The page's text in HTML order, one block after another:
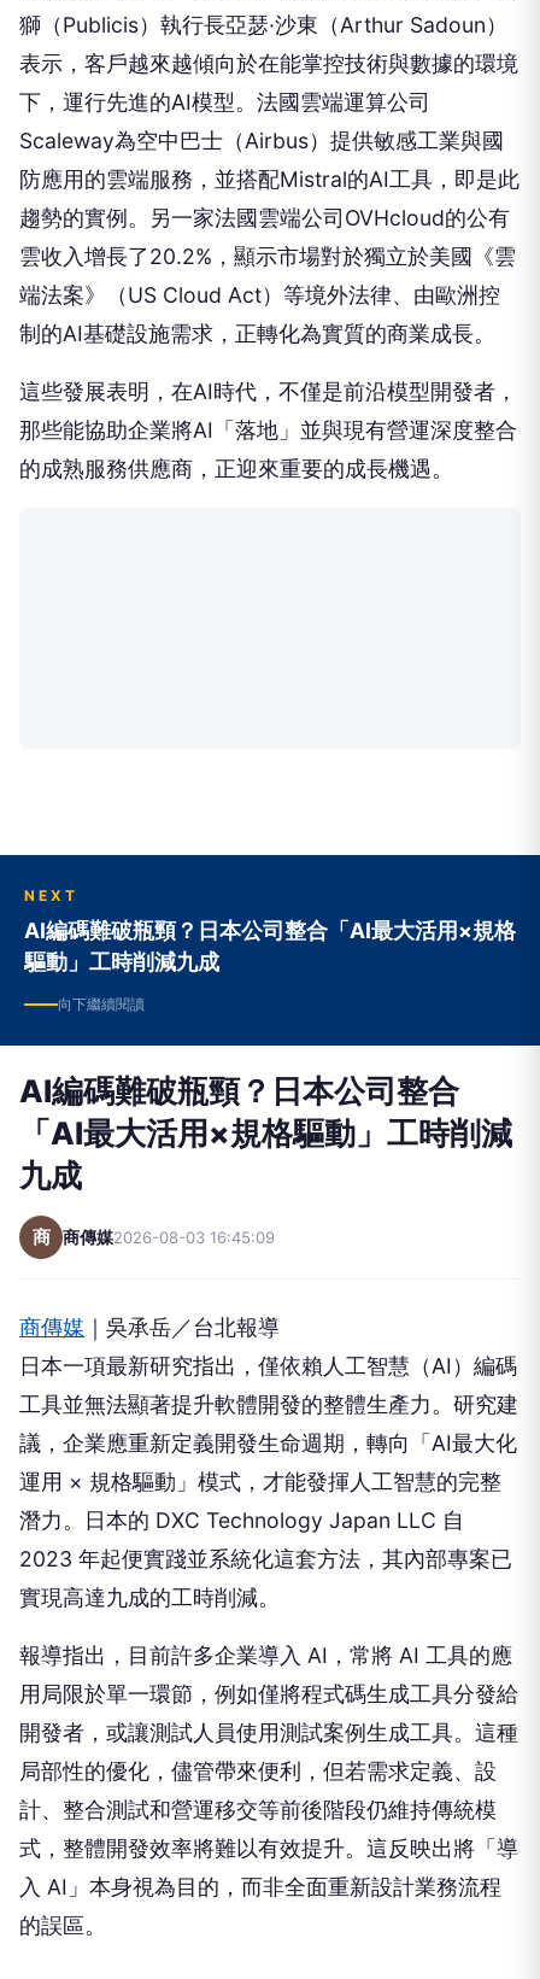
獅（Publicis）執行長亞瑟·沙東（Arthur Sadoun）
表示，客戶越來越傾向於在能掌控技術與數據的環境
下，運行先進的AI模型。法國雲端運算公司
Scaleway為空中巴士（Airbus）提供敏感工業與國
防應用的雲端服務，並搭配Mistral的AI工具，即是此
趨勢的實例。另一家法國雲端公司OVHcloud的公有
雲收入增長了20.2%，顯示市場對於獨立於美國《雲
端法案》（US Cloud Act）等境外法律、由歐洲控
制的AI基礎設施需求，正轉化為實質的商業成長。
這些發展表明，在AI時代，不僅是前沿模型開發者，
那些能協助企業將AI「落地」並與現有營運深度整合
的成熟服務供應商，正迎來重要的成長機遇。
NEXT
AI編碼難破瓶頸？日本公司整合「AI最大活用×規格
驅動」工時削減九成
向下繼續閱讀
AI編碼難破瓶頸？日本公司整合
「AI最大活用×規格驅動」工時削減
九成
商 商傳媒2026-08-03 16:45:09
商傳媒 ｜吳承岳／台北報導
日本一項最新研究指出，僅依賴人工智慧（AI）編碼
工具並無法顯著提升軟體開發的整體生產力。研究建
議，企業應重新定義開發生命週期，轉向「AI最大化
運用 × 規格驅動」模式，才能發揮人工智慧的完整
潛力。日本的 DXC Technology Japan LLC 自
2023 年起便實踐並系統化這套方法，其內部專案已
實現高達九成的工時削減。
報導指出，目前許多企業導入 AI，常將 AI 工具的應
用局限於單一環節，例如僅將程式碼生成工具分發給
開發者，或讓測試人員使用測試案例生成工具。這種
局部性的優化，儘管帶來便利，但若需求定義、設
計、整合測試和營運移交等前後階段仍維持傳統模
式，整體開發效率將難以有效提升。這反映出將「導
入 AI」本身視為目的，而非全面重新設計業務流程
的誤區。